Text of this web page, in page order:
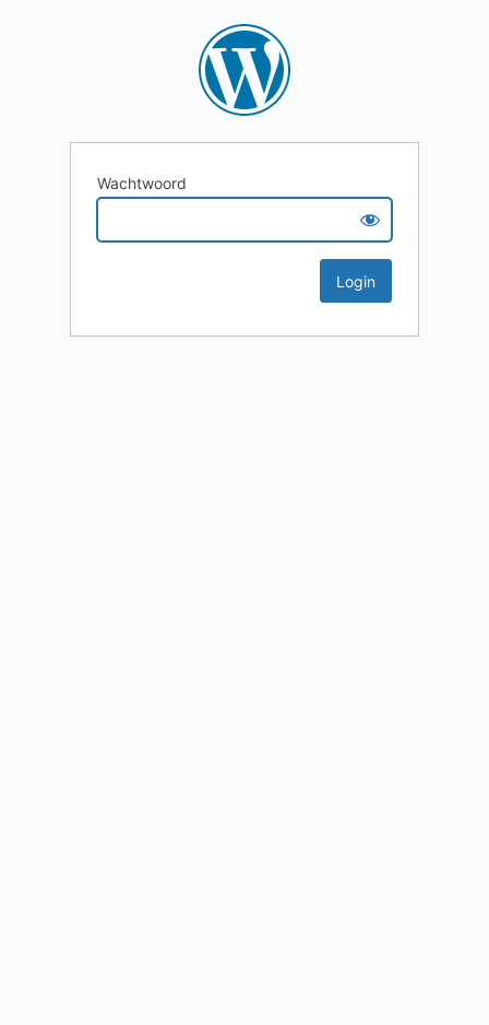
Wachtwoord